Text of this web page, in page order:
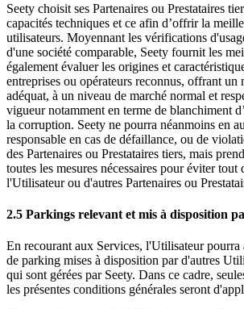
Seety choisit ses Partenaires ou Prestataires
capacités techniques et ce afin d’offrir la
utilisateurs. Moyennant les vérifications
d'une société comparable, Seety fournit les
également évaluer les origines et
entreprises ou opérateurs reconnus, offrant un
adéquat, à un niveau de marché normal et
vigueur notamment en terme de blanchiment
la corruption. Seety ne pourra néanmoins en
responsable en cas de défaillance, ou de
des Partenaires ou Prestataires tiers, mais
toutes les mesures nécessaires pour éviter
l'Utilisateur ou d'autres Partenaires ou
2.5 Parkings relevant et mis à disposition
En recourant aux Services, l'Utilisateur pourra
de parking mises à disposition par d'autres
qui sont gérées par Seety. Dans ce cadre,
les présentes conditions générales seront